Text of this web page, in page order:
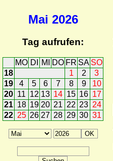
Mai 2026
Tag aufrufen:
MO DI MI DO FR SA SO
18
1 2
3
19
4 5 6 7 8 9
10
20 11 12 13 14 15 16 17
21 18 19 20 21 22 23 24
22 25 26 27 28 29 30 31